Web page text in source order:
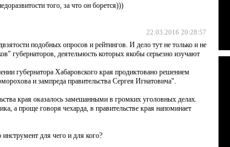
того, за что он борется)))
22.03.2016 20:28:57
подобных опросов и рейтингов. И дело тут не только и не
губернаторов, деятельность которых якобы серьезно изучают
губернатора Хабаровского края продиктовано решением
и зампреда правительства Сергея Игнатовича".
края оказалось замешанными в громких уголовных делах.
а проще говоря чехарда, в правительстве края напоминает
для чего и для кого?